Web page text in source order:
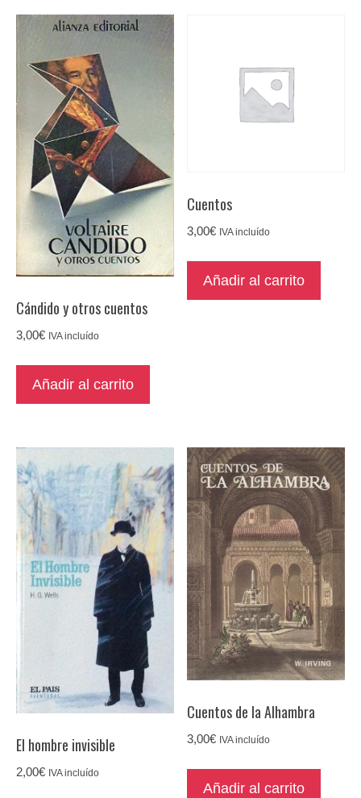
Cándido y otros cuentos
3,00€ IVA incluído
Añadir al carrito
Cuentos
3,00€ IVA incluído
Añadir al carrito
El hombre invisible
2,00€ IVA incluído
Cuentos de la Alhambra
3,00€ IVA incluído
Añadir al carrito